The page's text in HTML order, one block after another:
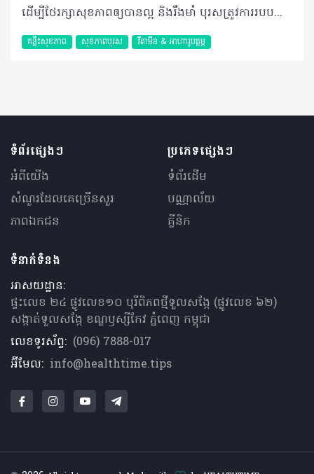
ដើម្បីថែរក្សាសុខភាពឲ្យបានល្អ និងរឹងមាំ បុរសត្រូវការរបបអាហារជាពិសេស ហើយមានចំណីអាហារមួយចំនួន អ្នកមិនគួរមើលរំលងនោះទេ។ ការធាត់លើសទម្ងន់ អាចកើតឡើងចំពោះបុរសគ្រប់គ្នា ហើយមានបុរសតែ ៥០ ភាគរយប៉ុណ្ណោះ ដែលមានរាងកាយមាំមួន និងមានសុខភាពល្អ។ គន្លឹះញ៉ាំអាហារសម្រាប់បុរស ១. ញ៉ាំផ្លែឈើ និងបន្លែឲ្យបានច្រើនមុខតាមដែលអាចធ្វើទៅបាន ដើម្បីទទួលបានសារធាតុចិញ្ចឹមគ្រប់គ្រាន់ ២. ត្រូវលើកទឹកចិត្តខ្លួនឯង ថែរក្សារាងកាយឲ្យបានមាំមួន តាមរយៈការញ៉ាំអាហារត្រឹមត្រូវ និងហាត់ប្រាណជាប្រចាំ ៣. ផ្តោតអារម្មណ៍ទៅលើបរិមាណ និងគុណភាពនៃអាហារដែលអ្នកនឹងទទួលទាន មានន័យថាញ៉ាំអាហារល្អៗ និងចៀសឲ្យឆ្ងាយពីអាហារសម្រន់ ព្រមទាំងអាហារគ្មានជីវជាតិសម្រាប់រាងកាយ ៤. សាកល្បងរូបមន្តអាហារថ្មីៗ ដើម្បីកុំឲ្យអ្នកធុញទ្រាន់ ឬលែងចង់ញ៉ាំអាហារមានសុខភាពល្អទាំងនោះ ៥. ចម្អិនអាហារបែបសាមញ្ញៗ ដូចជាស្ងោរ ឬចំហុយ ពីព្រោះអាហារប្រភេទនេះ ងាយស្រួលញ៉ាំ ហើយមានសុវត្ថិភាពជាងការឆា ឬចៀន ដែលប្រើខ្លាញ់ច្រើនៗ។ អាហារសម្រាប់បុរស ១. ប្រូខូលី ដើម្បីការពារជំងឺមហារីកប្លោកនោម ២. ប៉េងប៉ោះ ដើម្បីការពារជំងឺមហារីកប្រូស្តាត ៣. អាហារសមុទ្រ ដើម្បីបង្កើនថាមពល និងគុណភាពមេជីវិតឈ្មោល (ឆាប់មានកូន) ៤. ឪឡឹក ដើម្បីកាត់បន្ថយសម្ពាធឈាម ៥. ប៊័រសណ្តែកដី ដើម្បីកាត់បន្ថយកូឡេសស្តេរ៉ុល ៦. អាហារធ្វើពីស្រូវអូត ដើម្បីសុខភាពសរសៃឈាមបេះដូង ៧. ខ្ទឹម ដើម្បីកាត់បន្ថយការអស់កម្លាំង៕ ©2017 រក្សាសិទ្ធិគ្រប់យ៉ាង​ដោយ Health Time Corporation ចំពោះគ្រប់អត្ថបទដោយគ្មានផ្នែកណាមួយត្រូវបោះពុម្ពផ្សាយចូល ប្រព័ន្ធអ៊ីនធឺណែត ឧបករណ៍អេឡិចត្រូនិក អាត់ជាសំឡេងឬថតចំលងគ្រប់រូបភាពដោយគ្មានការអនុញ្ញាតឡើយ។
គន្លឹះសុខភាព សុខភាពបុរស វីតាមីន & អាហារូបត្ថម្ភ
ទំព័រផ្សេងៗ
អំពីយើង
សំណួរ​ដែលគេ​ច្រើន​សួរ
ភាពឯកជន
ប្រភេទផ្សេងៗ
ទំព័រដើម
បណ្ណាល័យ
គ្លីនិក
ទំនាក់ទំនង
អាសយដ្ឋាន:
ផ្ទះលេខ ២៤ ផ្លូវលេខ១០ បុរីពិភពថ្មីទួលសង្កែ (ផ្លូវលេខ ៦២)
សង្កាត់ទួលសង្កែ ខណ្ឌឫស្សីកែវ ភ្នំពេញ កម្ពុជា
លេខទូរស័ព្ទ: (096) 7888-017
អ៊ីមែល: info@healthtime.tips